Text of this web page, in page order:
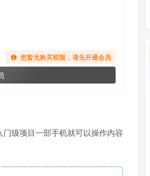
您暂无购买权限，请先开通会员
级项目一部手机就可以操作内容